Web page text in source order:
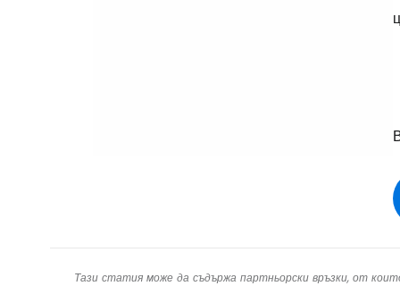
Тази статия може да съдържа партньорски връзки, от